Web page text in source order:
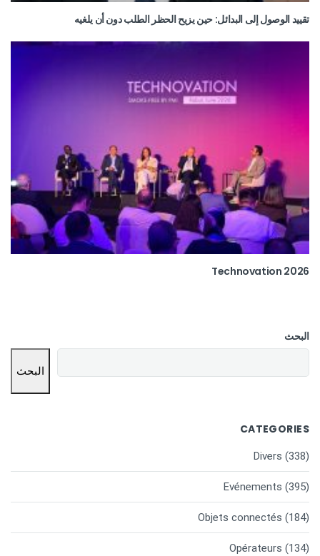
تقييد الوصول إلى البدائل: حين يزيح الحظر الطلب دون أن يلغيه
Technovation 2026
البحث
البحث
CATEGORIES
Divers (338)
Evénements (395)
Objets connectés (184)
Opérateurs (134)